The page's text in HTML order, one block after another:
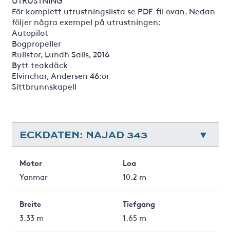
För komplett utrustningslista se PDF-fil ovan. Nedan
följer några exempel på utrustningen:
Autopilot
Bogpropeller
Rullstor, Lundh Sails, 2016
Bytt teakdäck
Elvinchar, Andersen 46:or
Sittbrunnskapell
ECKDATEN: NAJAD 343
Motor
Yanmar
Loa
10.2 m
Breite
3.33 m
Tiefgang
1.65 m